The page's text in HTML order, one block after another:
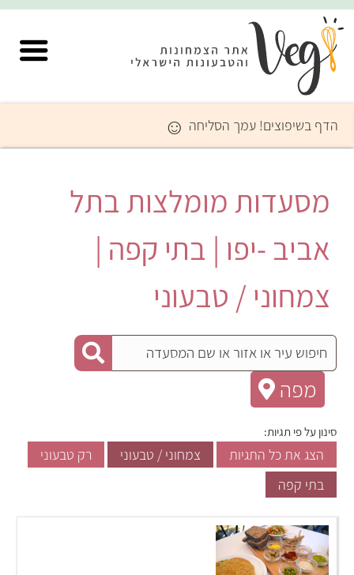
הדף בשיפוצים! עמך הסליחה ☺
מסעדות מומלצות בתל
אביב -יפו | בתי קפה |
צמחוני / טבעוני
מפה
סינון על פי תגיות:
הצג את כל התגיות צמחוני / טבעוני
רק טבעוני
בתי קפה